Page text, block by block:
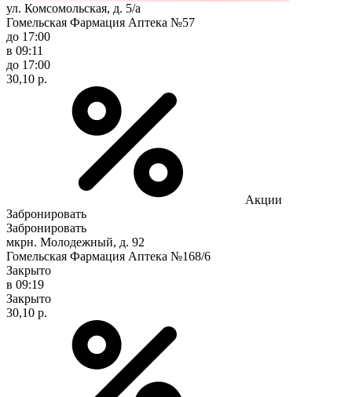
ул. Комсомольская, д. 5/а
Гомельская Фармация Аптека №57
до 17:00
в 09:11
до 17:00
30,10 р.
Акции
Забронировать
Забронировать
мкрн. Молодежный, д. 92
Гомельская Фармация Аптека №168/6
Закрыто
в 09:19
Закрыто
30,10 р.